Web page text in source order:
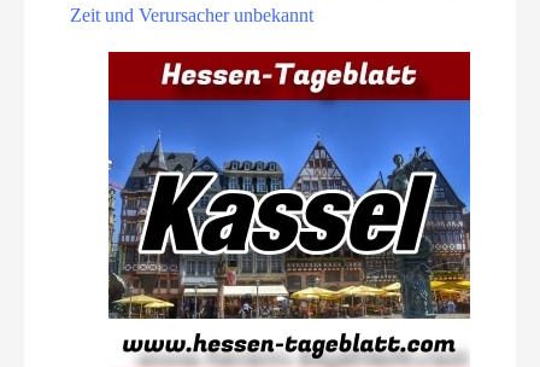
Zeit und Verursacher unbekannt